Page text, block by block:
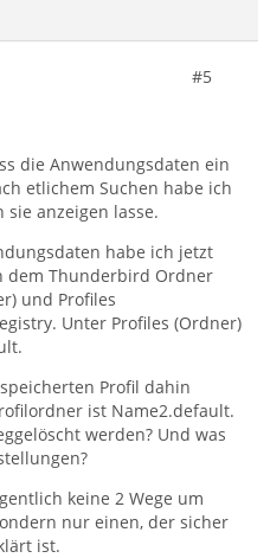
#5
die Anwendungsdaten ein
etlichem Suchen habe ich
anzeigen lasse.
habe ich jetzt
dem Thunderbird Ordner
und Profiles
Unter Profiles (Ordner)
Profil dahin
ist Name2.default.
werden? Und was
keine 2 Wege um
nur einen, der sicher
ist.